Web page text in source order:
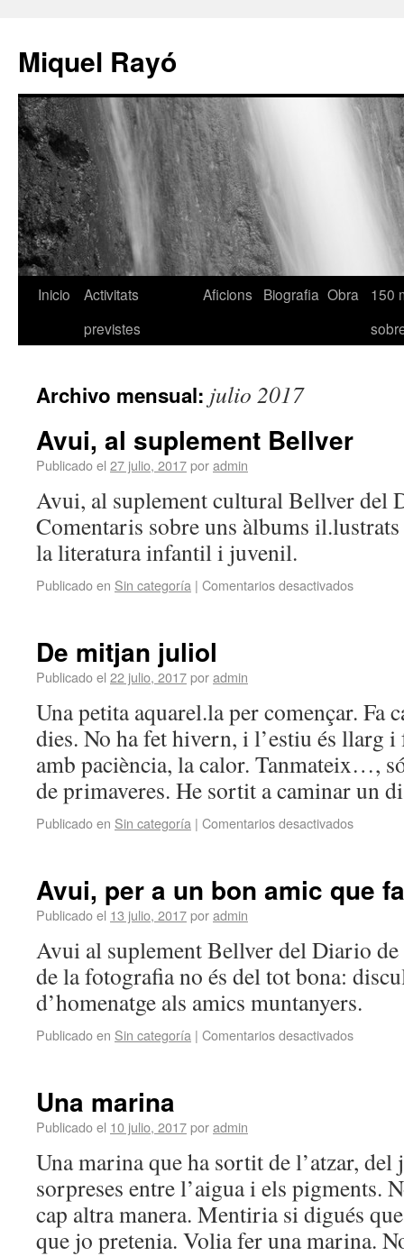
Miquel Rayó
Inicio
Activitats
previstes
Aficions Biografia Obra
150
Archivo mensual: julio 2017
Avui, al suplement Bellver
Publicado el 27 julio, 2017poradmin
Avui, al suplement cultural Bellver del
Comentaris sobre uns àlbums
la literatura infantil i juvenil.
Publicado en Sin categoría | Comentarios desactivados
De mitjan juliol
Publicado el 22 julio, 2017poradmin
Una petita aquarel.la per començar. Fa
dies. No ha fet hivern, i l’estiu és llarg
amb paciència, la calor. Tanmateix…,
de primaveres. He sortit a caminar un
Publicado en Sin categoría | Comentarios desactivados
Avui, per a un bon amic que
Publicado el 13 julio, 2017poradmin
Avui al suplement Bellver del Diario
de la fotografia no és del tot bona:
d’homenatge als amics muntanyers.
Publicado en Sin categoría | Comentarios desactivados
Una marina
Publicado el 10 julio, 2017poradmin
Una marina que ha sortit de l’atzar, del
sorpreses entre l’aigua i els pigments.
cap altra manera. Mentiria si digués
que jo pretenia. Volia fer una marina.